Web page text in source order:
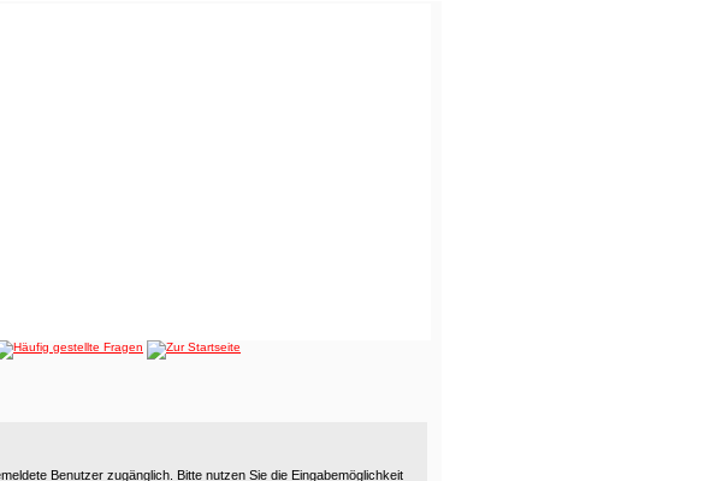
Benutzer zugänglich. Bitte nutzen Sie die Eingabemöglichkeit